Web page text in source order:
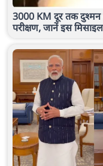
3000 KM दूर तक दुश्मन
परीक्षण, जानें इस